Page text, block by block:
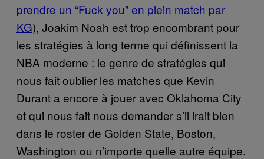
prendre un “Fuck you” en plein match par
KG), Joakim Noah est trop encombrant pour
les stratégies à long terme qui définissent la
NBA moderne : le genre de stratégies qui
nous fait oublier les matches que Kevin
Durant a encore à jouer avec Oklahoma City
et qui nous fait nous demander s’il irait bien
dans le roster de Golden State, Boston,
Washington ou n’importe quelle autre équipe.